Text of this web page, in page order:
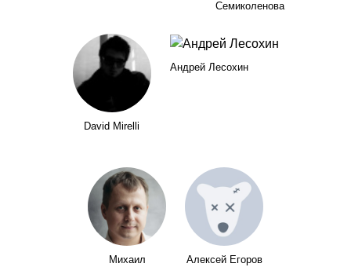
Семиколенова
David Mirelli
Андрей Лесохин
Михаил
Алексей Егоров